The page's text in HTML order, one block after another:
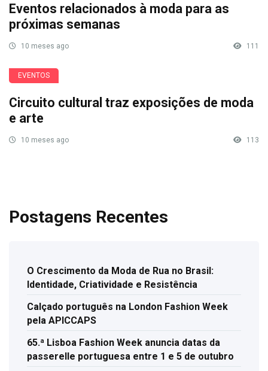
Eventos relacionados à moda para as
próximas semanas
10 meses ago 111
EVENTOS
Circuito cultural traz exposições de moda
e arte
10 meses ago 113
Postagens Recentes
O Crescimento da Moda de Rua no Brasil:
Identidade, Criatividade e Resistência
Calçado português na London Fashion Week
pela APICCAPS
65.ª Lisboa Fashion Week anuncia datas da
passerelle portuguesa entre 1 e 5 de outubro